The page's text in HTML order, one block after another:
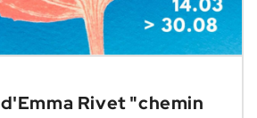
Rivet "chemin